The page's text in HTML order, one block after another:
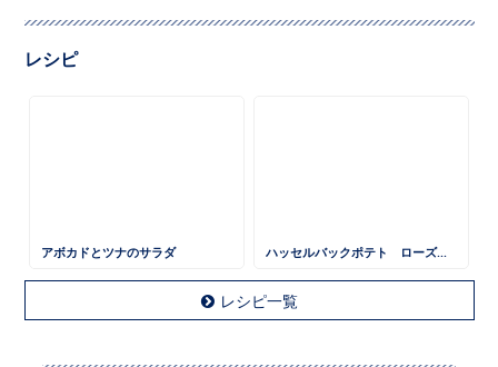
レシピ
アボカドとツナのサラダ ハッセルバックポテト ローズマリー風味
レシピ一覧